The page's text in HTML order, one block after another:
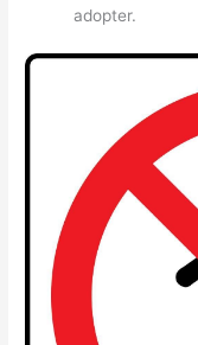
adopter.